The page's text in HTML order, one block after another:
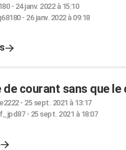
- 24 janv. 2022 à 15:10
- 26 janv. 2022 à 09:18
de courant sans que
- 25 sept. 2021 à 13:17
- 25 sept. 2021 à 18:07